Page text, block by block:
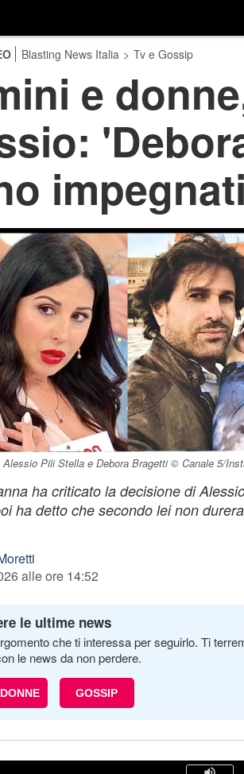
Blasting News Italia > Tv e Gossip
e
Pili Stella e Debora Bragetti © Canale 5/
ha criticato la decisione di
ha detto che secondo lei non
alle ore 14:52
le ultime news
che ti interessa per seguirlo. Ti
le news da non perdere.
GOSSIP